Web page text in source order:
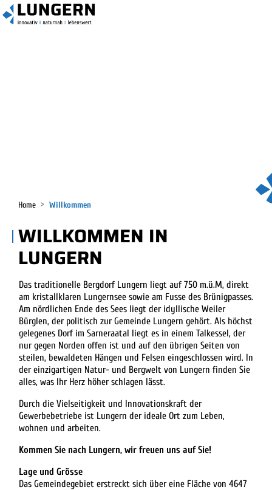
KOPFZEILE
Home Willkommen(ausgewählt)
WILLKOMMEN IN
LUNGERN
Das traditionelle Bergdorf Lungern liegt auf 750 m.ü.M, direkt
am kristallklaren Lungernsee sowie am Fusse des Brünigpasses.
Am nördlichen Ende des Sees liegt der idyllische Weiler
Bürglen, der politisch zur Gemeinde Lungern gehört. Als höchst
gelegenes Dorf im Sarneraatal liegt es in einem Talkessel, der
nur gegen Norden offen ist und auf den übrigen Seiten von
steilen, bewaldeten Hängen und Felsen eingeschlossen wird. In
der einzigartigen Natur- und Bergwelt von Lungern finden Sie
alles, was Ihr Herz höher schlagen lässt.
Durch die Vielseitigkeit und Innovationskraft der
Gewerbebetriebe ist Lungern der ideale Ort zum Leben,
wohnen und arbeiten.
Kommen Sie nach Lungern, wir freuen uns auf Sie!
Lage und Grösse
Das Gemeindegebiet erstreckt sich über eine Fläche von 4647